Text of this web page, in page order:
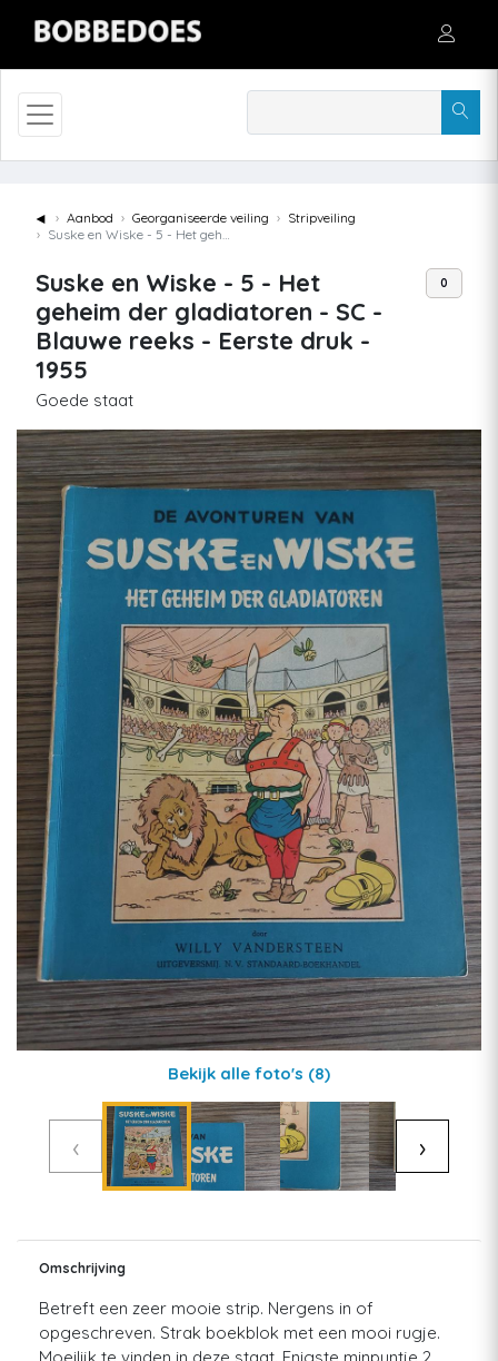
◄ Aanbod Georganiseerde veiling
Stripveiling
Suske en Wiske - 5 - Het geheim der gladiatoren - SC - Blauwe reeks - Eerste druk - 1955
Suske en Wiske - 5 - Het
geheim der gladiatoren - SC -
Blauwe reeks - Eerste druk -
1955
Goede staat
0
Bekijk alle foto's (8)
‹ ›
Omschrijving
Betreft een zeer mooie strip. Nergens in of
opgeschreven. Strak boekblok met een mooi rugje.
Moeilijk te vinden in deze staat. Enigste minpuntje 2